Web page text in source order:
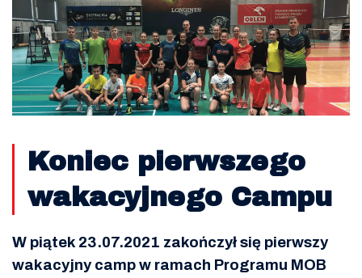
Koniec pierwszego
wakacyjnego Campu
W piątek 23.07.2021 zakończył się pierwszy
wakacyjny camp w ramach Programu MOB